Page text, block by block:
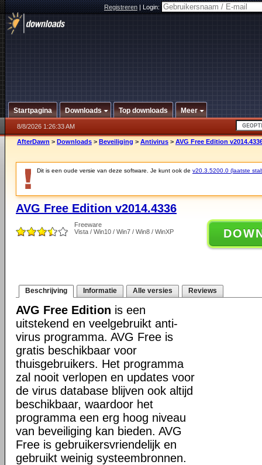
Registreren|Login:
Startpagina Downloads Top downloads Meer
8/8/2026 1:26:33 AM
AfterDawn > Downloads > Beveiliging > Antivirus > AVG Free Edition
Dit is een oude versie van deze software. Je kunt ook de v20.3.5200.0 (laatste
AVG Free Edition v2014.4336
Freeware
Vista / Win10 / Win7 / Win8 / WinXP
Beschrijving Informatie Alle versies Reviews
AVG Free Edition is een
uitstekend en veelgebruikt anti-
virus programma. AVG Free is
gratis beschikbaar voor
thuisgebruikers. Het programma
zal nooit verlopen en updates voor
de virus database blijven ook altijd
beschikbaar, waardoor het
programma een erg hoog niveau
van beveiliging kan bieden. AVG
Free is gebruikersvriendelijk en
gebruikt weinig systeembronnen.